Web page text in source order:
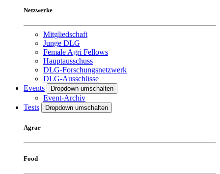
Netzwerke
Mitgliedschaft
Junge DLG
Female Agri Fellows
Hauptausschuss
DLG-Forschungsnetzwerk
DLG-Ausschüsse
Events
Dropdown umschalten
Event-Archiv
Tests
Dropdown umschalten
Agrar
Food